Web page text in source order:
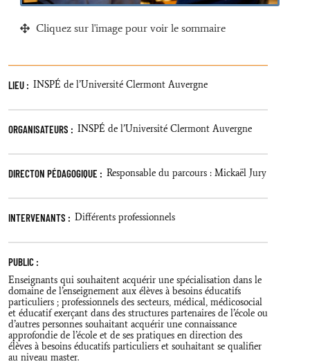
Cliquez sur l'image pour voir le sommaire
LIEU : INSPÉ de l’Université Clermont Auvergne
ORGANISATEURS : INSPÉ de l’Université Clermont Auvergne
DIRECTON PÉDAGOGIQUE : Responsable du parcours : Mickaël Jury
INTERVENANTS : Différents professionnels
PUBLIC :
Enseignants qui souhaitent acquérir une spécialisation dans le
domaine de l’enseignement aux élèves à besoins éducatifs
particuliers ; professionnels des secteurs, médical, médicosocial
et éducatif exerçant dans des structures partenaires de l’école ou
d’autres personnes souhaitant acquérir une connaissance
approfondie de l’école et de ses pratiques en direction des
élèves à besoins éducatifs particuliers et souhaitant se qualifier
au niveau master.